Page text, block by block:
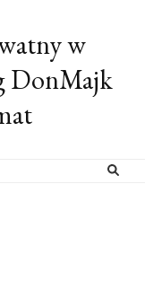
w
DonMajk